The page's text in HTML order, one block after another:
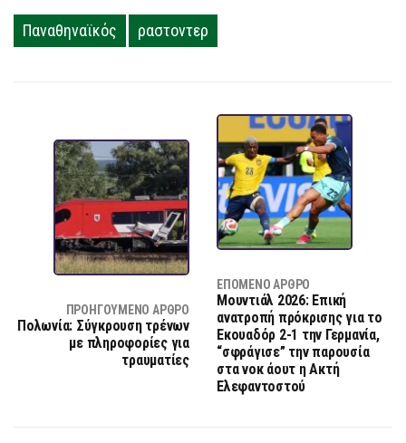
Παναθηναϊκός ραστοντερ
ΠΡΟΗΓΟΎΜΕΝΟ ΆΡΘΡΟ
Πολωνία: Σύγκρουση τρένων
με πληροφορίες για
τραυματίες
ΕΠΌΜΕΝΟ ΆΡΘΡΟ
Μουντιάλ 2026: Επική
ανατροπή πρόκρισης για το
Εκουαδόρ 2-1 την Γερμανία,
“σφράγισε” την παρουσία
στα νοκ άουτ η Ακτή
Ελεφαντοστού